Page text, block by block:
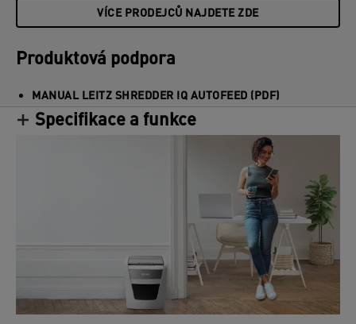
VÍCE PRODEJCŮ NAJDETE ZDE
Produktová podpora
MANUAL LEITZ SHREDDER IQ AUTOFEED (PDF)
Specifikace a funkce